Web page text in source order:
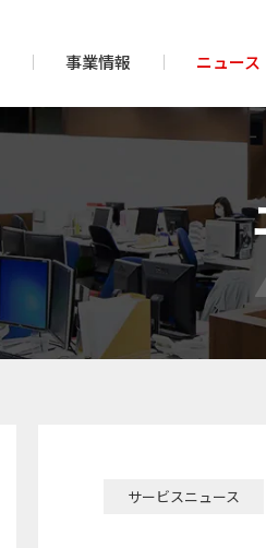
事業情報 ニュース
サービスニュース